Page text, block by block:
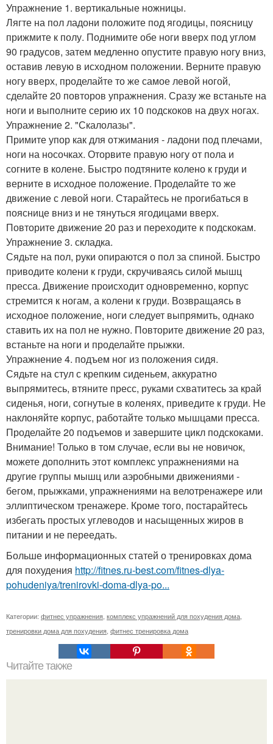
Упражнение 1. вертикальные ножницы.
Лягте на пол ладони положите под ягодицы, поясницу
прижмите к полу. Поднимите обе ноги вверх под углом
90 градусов, затем медленно опустите правую ногу вниз,
оставив левую в исходном положении. Верните правую
ногу вверх, проделайте то же самое левой ногой,
сделайте 20 повторов упражнения. Сразу же встаньте на
ноги и выполните серию их 10 подскоков на двух ногах.
Упражнение 2. "Скалолазы".
Примите упор как для отжимания - ладони под плечами,
ноги на носочках. Оторвите правую ногу от пола и
согните в колене. Быстро подтяните колено к груди и
верните в исходное положение. Проделайте то же
движение с левой ноги. Старайтесь не прогибаться в
пояснице вниз и не тянуться ягодицами вверх.
Повторите движение 20 раз и переходите к подскокам.
Упражнение 3. складка.
Сядьте на пол, руки опираются о пол за спиной. Быстро
приводите колени к груди, скручиваясь силой мышц
пресса. Движение происходит одновременно, корпус
стремится к ногам, а колени к груди. Возвращаясь в
исходное положение, ноги следует выпрямить, однако
ставить их на пол не нужно. Повторите движение 20 раз,
встаньте на ноги и проделайте прыжки.
Упражнение 4. подъем ног из положения сидя.
Сядьте на стул с крепким сиденьем, аккуратно
выпрямитесь, втяните пресс, руками схватитесь за край
сиденья, ноги, согнутые в коленях, приведите к груди. Не
наклоняйте корпус, работайте только мышцами пресса.
Проделайте 20 подъемов и завершите цикл подскоками.
Внимание! Только в том случае, если вы не новичок,
можете дополнить этот комплекс упражнениями на
другие группы мышц или аэробными движениями -
бегом, прыжками, упражнениями на велотренажере или
эллиптическом тренажере. Кроме того, постарайтесь
избегать простых углеводов и насыщенных жиров в
питании и не переедать.
Больше информационных статей о тренировках дома
для похудения http://fitnes.ru-best.com/fitnes-dlya-
pohudeniya/trenirovki-doma-dlya-po...
Категории: фитнес упражнения, комплекс упражнений для похудения дома,
тренировки дома для похудения, фитнес тренировка дома
Читайте также